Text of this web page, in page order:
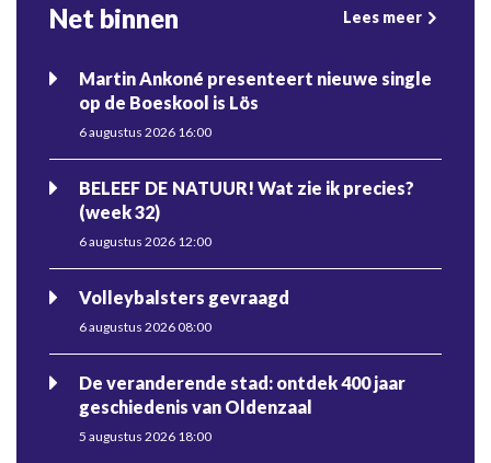
Net binnen Lees meer
Martin Ankoné presenteert nieuwe single
op de Boeskool is Lös
6 augustus 2026 16:00
BELEEF DE NATUUR! Wat zie ik precies?
(week 32)
6 augustus 2026 12:00
Volleybalsters gevraagd
6 augustus 2026 08:00
De veranderende stad: ontdek 400 jaar
geschiedenis van Oldenzaal
5 augustus 2026 18:00